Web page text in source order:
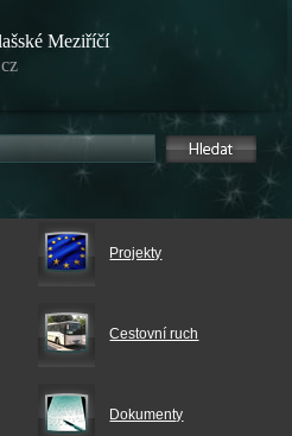
Meziříčí
Projekty
Cestovní ruch
Dokumenty